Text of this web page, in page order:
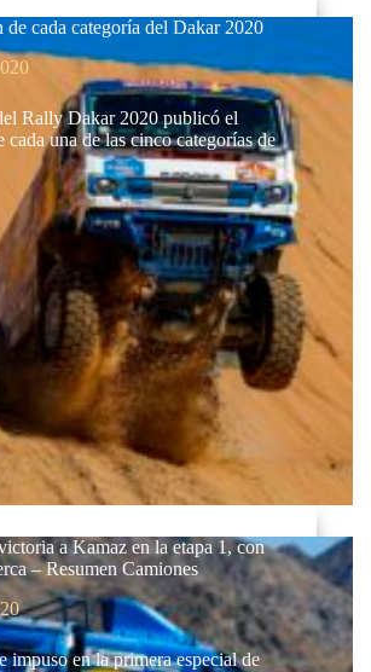
de cada categoría del Dakar 2020
Rally Dakar 2020 publicó el
cada una de las cinco categorías de
a Kamaz en la etapa 1, con
– Resumen Camiones
impuso en la primera especial de